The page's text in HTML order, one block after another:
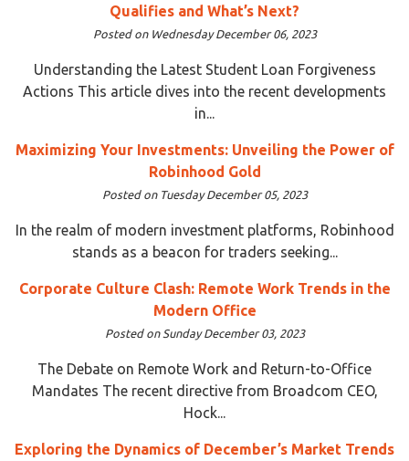
Qualifies and What’s Next?
Posted on Wednesday December 06, 2023
Understanding the Latest Student Loan Forgiveness
Actions This article dives into the recent developments
in...
Maximizing Your Investments: Unveiling the Power of
Robinhood Gold
Posted on Tuesday December 05, 2023
In the realm of modern investment platforms, Robinhood
stands as a beacon for traders seeking...
Corporate Culture Clash: Remote Work Trends in the
Modern Office
Posted on Sunday December 03, 2023
The Debate on Remote Work and Return-to-Office
Mandates The recent directive from Broadcom CEO,
Hock...
Exploring the Dynamics of December’s Market Trends